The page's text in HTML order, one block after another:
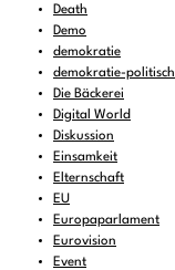
Death
Demo
demokratie
demokratie-politisch
Die Bäckerei
Digital World
Diskussion
Einsamkeit
Elternschaft
EU
Europaparlament
Eurovision
Event